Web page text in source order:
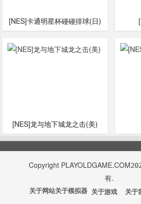
[NES]卡通明星杯碰碰排球(日)
[NES]龙与地下城龙之击(美)
Copyright PLAYOLDGAME.COM
有.
关于网站关于模拟器 关于游戏 关于